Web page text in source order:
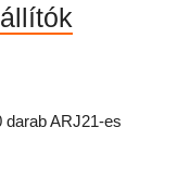
darab ARJ21-es